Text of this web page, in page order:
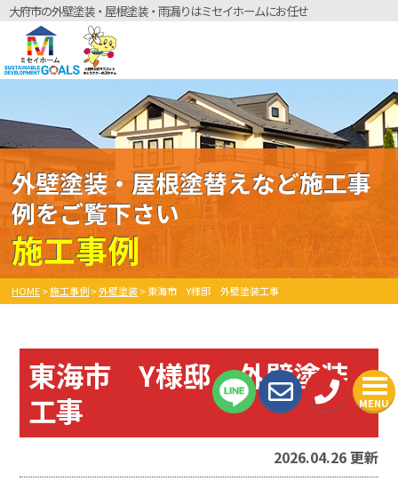
大府市の外壁塗装・屋根塗装・雨漏りはミセイホームにお任せ
MENU
外壁塗装・屋根塗替えなど施工事
例をご覧下さい
施工事例
HOME>施工事例>外壁塗装>東海市 Y様邸 外壁塗装工事
東海市 Y様邸 外壁塗装
工事
2026.04.26 更新